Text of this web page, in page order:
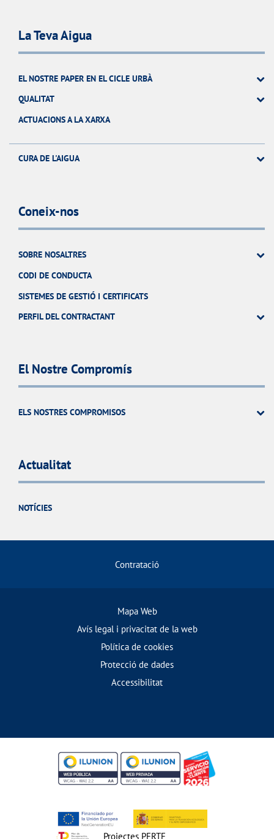
La Teva Aigua
EL NOSTRE PAPER EN EL CICLE URBÀ
QUALITAT
ACTUACIONS A LA XARXA
CURA DE L'AIGUA
Coneix-nos
SOBRE NOSALTRES
CODI DE CONDUCTA
SISTEMES DE GESTIÓ I CERTIFICATS
PERFIL DEL CONTRACTANT
El Nostre Compromís
ELS NOSTRES COMPROMISOS
Actualitat
NOTÍCIES
Contratació
Mapa Web
Avís legal i privacitat de la web
Política de cookies
Protecció de dades
Accessibilitat
Projectes PERTE